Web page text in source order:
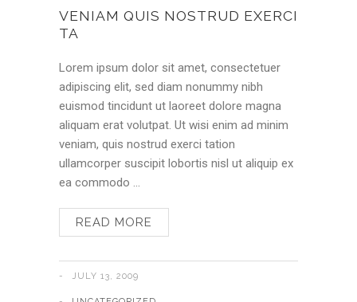
VENIAM QUIS NOSTRUD EXERCI
TA
Lorem ipsum dolor sit amet, consectetuer
adipiscing elit, sed diam nonummy nibh
euismod tincidunt ut laoreet dolore magna
aliquam erat volutpat. Ut wisi enim ad minim
veniam, quis nostrud exerci tation
ullamcorper suscipit lobortis nisl ut aliquip ex
ea commodo …
READ MORE
JULY 13, 2009